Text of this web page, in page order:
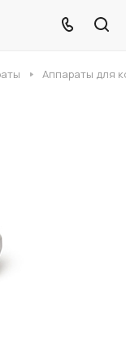
Аппараты для